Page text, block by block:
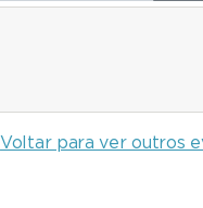
Voltar para ver outros